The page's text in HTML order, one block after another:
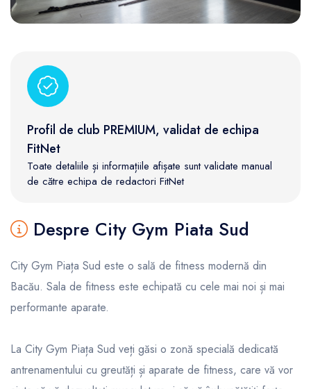
Profil de club PREMIUM, validat de echipa
FitNet
Toate detaliile și informațiile afișate sunt validate manual
de către echipa de redactori FitNet
Despre City Gym Piata Sud
City Gym Piața Sud este o sală de fitness modernă din
Bacău. Sala de fitness este echipată cu cele mai noi și mai
performante aparate.
La City Gym Piața Sud veți găsi o zonă specială dedicată
antrenamentului cu greutăți și aparate de fitness, care vă vor